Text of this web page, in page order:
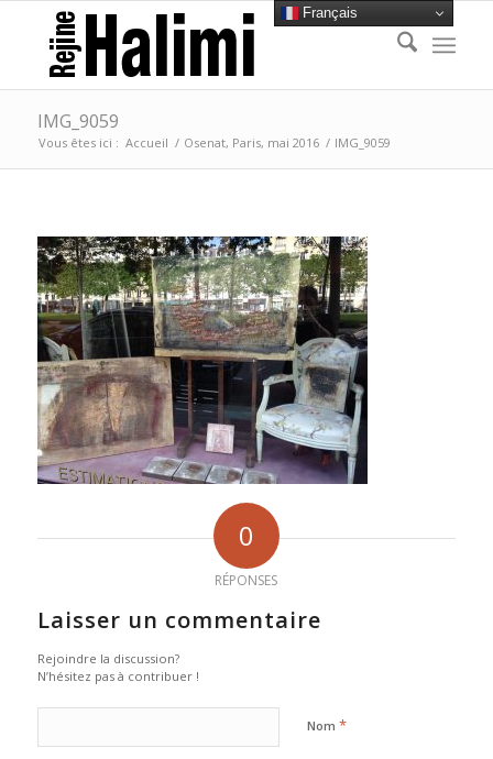
IMG_9059
Vous êtes ici : Accueil / Osenat, Paris, mai 2016 / IMG_9059
0
RÉPONSES
Laisser un commentaire
Rejoindre la discussion?
N’hésitez pas à contribuer !
Nom *
Français